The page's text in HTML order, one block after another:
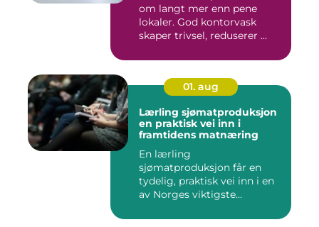
om langt mer enn pene
lokaler. God kontorvask
skaper trivsel, reduserer ...
01. aug
Lærling sjømatproduksjon
en praktisk vei inn i
framtidens matnæring
En lærling
sjømatproduksjon får en
tydelig, praktisk vei inn i en
av Norges viktigste